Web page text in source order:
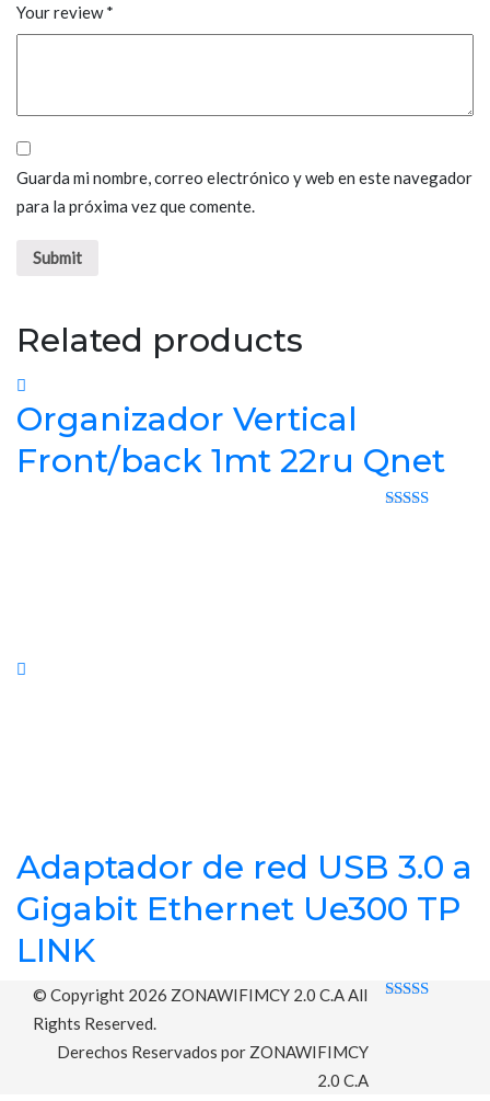
Your review*
Guarda mi nombre, correo electrónico y web en este navegador
para la próxima vez que comente.
Related products
Organizador Vertical
Front/back 1mt 22ru Qnet
Adaptador de red USB 3.0 a
Gigabit Ethernet Ue300 TP
LINK
© Copyright 2026 ZONAWIFIMCY 2.0 C.AAll
Rights Reserved.
Derechos Reservados por ZONAWIFIMCY
2.0 C.A